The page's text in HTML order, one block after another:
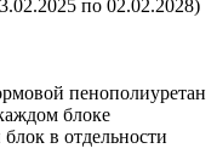
по 02.02.2028)
пенополиуретан
блоке
в отдельности